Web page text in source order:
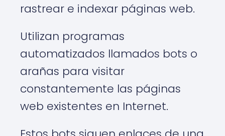
rastrear e indexar páginas web.
Utilizan programas
automatizados llamados bots o
arañas para visitar
constantemente las páginas
web existentes en Internet.